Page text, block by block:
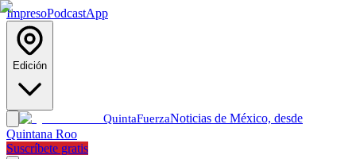
ImpresoPodcastApp
Edición
QuintaFuerzaNoticias de México, desde
Quintana Roo
Suscríbete gratis